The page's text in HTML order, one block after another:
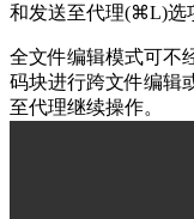
和发送至代理(⌘L)选
全文件编辑模式可不
码块进行跨文件编辑
至代理继续操作。